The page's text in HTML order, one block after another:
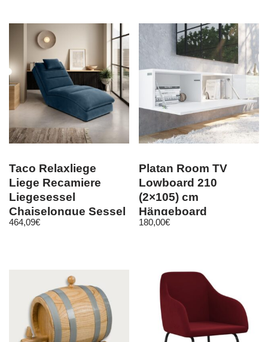
Taco Relaxliege
Liege Recamiere
Liegesessel
Chaiselongue Sessel
Wellnessliege
464,09€
Platan Room TV
Lowboard 210
(2×105) cm
Hängeboard
Hochglanz Board
180,00€